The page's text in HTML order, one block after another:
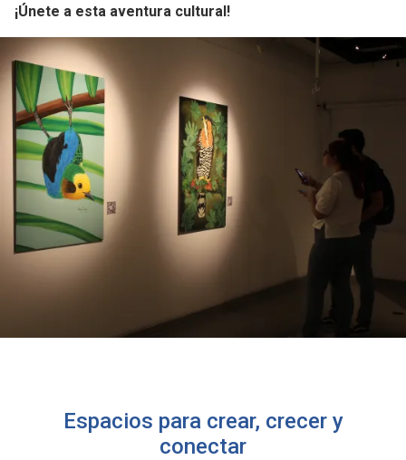
¡Únete a esta aventura cultural!
Espacios para crear, crecer y
conectar